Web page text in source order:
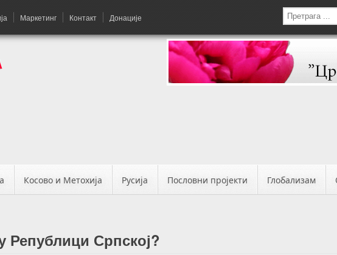
Маркетинг Контакт Донације
Косово и Метохија Русија Пословни пројекти Глобализам
Републици Српској?